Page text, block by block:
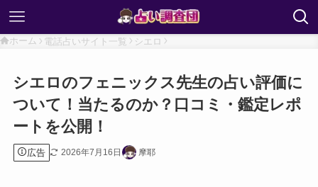
ホーム 電話占いサイト一覧 シエロ
シエロのフェニックス先生の占い評価に
ついて！当たるのか？口コミ・鑑定レポ
ートを公開！
広告 2026年7月16日 摩耶